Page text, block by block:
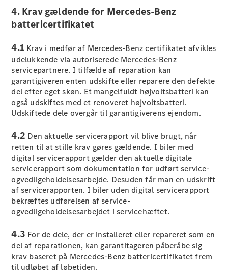
CLA
Shooting
Stationcar
E-Klasse
Stationcar
E-Klasse
All-Terrain
Mercedes-
Benz Online
Showroom
Hatchback
A-Klasse
Hatchback
4. Krav gældende for Mercedes-Benz
battericertifikatet
4.1 Krav i medfør af Mercedes-Benz certifikatet afvikles
udelukkende via autoriserede Mercedes-Benz
servicepartnere. I tilfælde af reparation kan
garantigiveren enten udskifte eller reparere den defekte
del efter eget skøn. Et mangelfuldt højvoltsbatteri kan
også udskiftes med et renoveret højvoltsbatteri.
Udskiftede dele overgår til garantigiverens ejendom.
4.2 Den aktuelle servicerapport vil blive brugt, når
retten til at stille krav gøres gældende. I biler med
digital servicerapport gælder den aktuelle digitale
servicerapport som dokumentation for udført service-
ogvedligeholdelsesarbejde. Desuden får man en udskrift
af servicerapporten. I biler uden digital servicerapport
bekræftes udførelsen af service-
ogvedligeholdelsesarbejdet i servicehæftet.
4.3 For de dele, der er installeret eller repareret som en
del af reparationen, kan garantitageren påberåbe sig
krav baseret på Mercedes-Benz battericertifikatet frem
til udløbet af løbetiden.